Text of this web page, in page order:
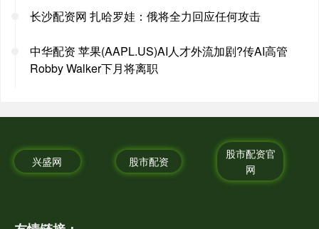
长沙配资网 扎哈罗娃：俄将全力回应任何攻击
中华配资 苹果(AAPL.US)AI人才外流加剧?传AI高管
Robby Walker下月将离职
兴盛网 股市配资
股市配资官
网